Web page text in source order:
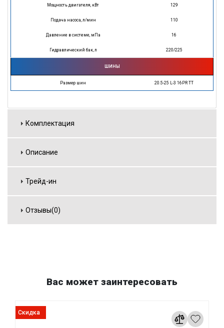
Мощность двигателя, кВт 129
Подача насоса, л/мин 110
Давление в системе, мПа 16
Гидравлический бак, л 220/225
ШИНЫ
Размер шин 20.5-25 L-3 16PR TT
Комплектация
Описание
Трейд-ин
Отзывы(0)
Вас может заинтересовать
Скидка